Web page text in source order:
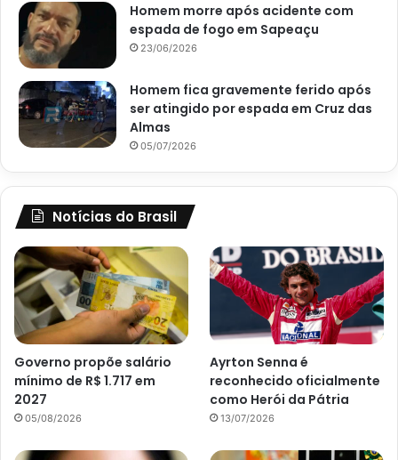
Homem morre após acidente com
espada de fogo em Sapeaçu
23/06/2026
Homem fica gravemente ferido após
ser atingido por espada em Cruz das
Almas
05/07/2026
Notícias do Brasil
Governo propõe salário
mínimo de R$ 1.717 em
2027
05/08/2026
Ayrton Senna é
reconhecido oficialmente
como Herói da Pátria
13/07/2026